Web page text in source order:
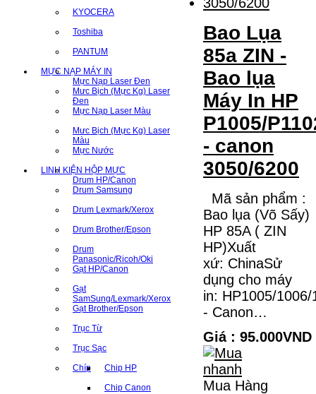
KYOCERA
Toshiba
PANTUM
MỰC NẠP MÁY IN
Mực Nạp Laser Đen
Mưc Bịch (Mực Kg) Laser
Đen
Mực Nạp Laser Màu
Mưc Bịch (Mực Kg) Laser
Màu
Mực Nước
LINH KIỆN HỘP MỰC
Drum HP/Canon
Drum Samsung
Drum Lexmark/Xerox
Drum Brother/Epson
Drum
Panasonic/Ricoh/Oki
Gạt HP/Canon
Gạt
SamSung/Lexmark/Xerox
Gạt Brother/Epson
Trục Từ
Trục Sạc
Chíp Chip HP
Chip Canon
Bao Lụa
85a ZIN -
Bao lụa
Máy In HP
P1005/
- canon
3050/6200
Mã sản phẩm :
Bao lụa (Võ Sấy)
HP 85A ( ZIN
HP)Xuất
xứ: ChinaSử
dụng cho máy
in: HP1005/1006/
- Canon…
Giá : 95.000VND
Mua Hàng